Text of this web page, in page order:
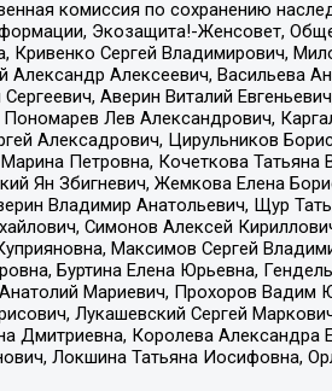
комиссия по сохранению
Экозащита!-Женсовет,
Кривенко Сергей Владимирович,
Алексеевич, Васильева
Аверин Виталий
Лев Александрович,
Алексадрович, Цирульников
Петровна, Кочеткова
Ян Збигневич, Жемкова Елена
Владимир Анатольевич, Щур
Симонов Алексей
Максимов Сергей
Буртина Елена Юрьевна,
Мариевич, Прохоров Вадим
Лукашевский Сергей
Дмитриевна, Королева Александра
Локшина Татьяна Иосифовна,